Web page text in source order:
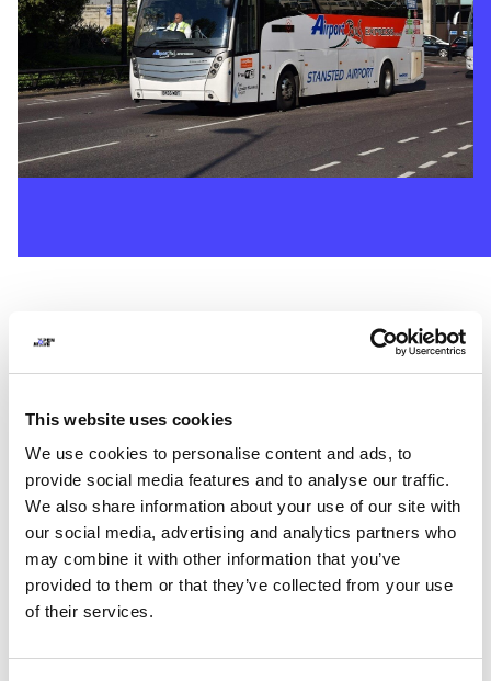
This website uses cookies
We use cookies to personalise content and ads, to
provide social media features and to analyse our traffic.
We also share information about your use of our site with
our social media, advertising and analytics partners who
may combine it with other information that you’ve
provided to them or that they’ve collected from your use
of their services.
MOBILITÀ TURISTICA
La mobilità turistica vive di stagionalità, picchi e utenti
occasionali.
Gestire flussi variabili e contesti complessi richiede
strumenti agili e affidabili.
Approccio e soluzioni
Progettiamo soluzioni leggere e rapide da attivare,